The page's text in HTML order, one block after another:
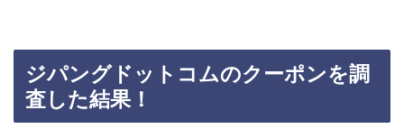
ジパングドットコムのクーポンを調
査した結果！